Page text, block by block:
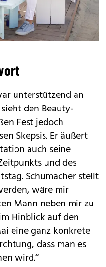
unterstützend an
den Beauty-
Fest jedoch
Skepsis. Er äußert
auch seine
und des
Schumacher stellt
wäre mir
Mann neben mir zu
Hinblick auf den
eine ganz konkrete
dass man es
wird.“